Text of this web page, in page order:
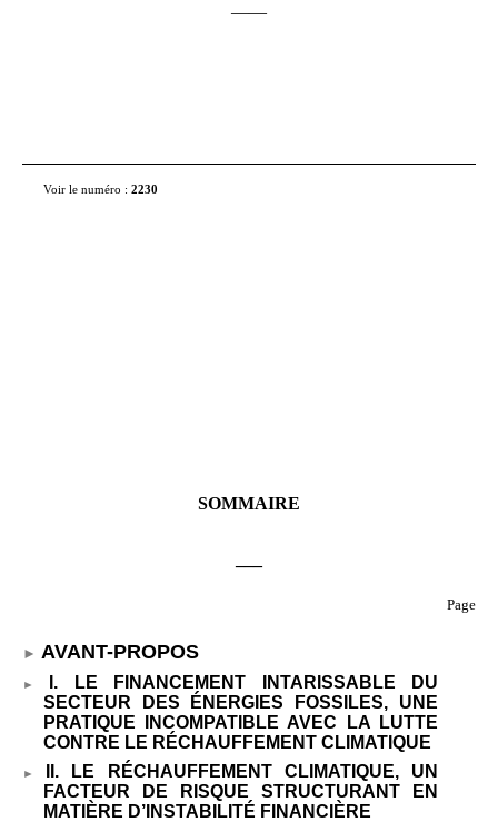
——
Voir le numéro : 2230
SOMMAIRE
Page
AVANT-PROPOS
I. LE FINANCEMENT INTARISSABLE DU
SECTEUR DES ÉNERGIES FOSSILES, UNE
PRATIQUE INCOMPATIBLE AVEC LA LUTTE
CONTRE LE RÉCHAUFFEMENT CLIMATIQUE
II. LE RÉCHAUFFEMENT CLIMATIQUE, UN
FACTEUR DE RISQUE STRUCTURANT EN
MATIÈRE D’INSTABILITÉ FINANCIÈRE